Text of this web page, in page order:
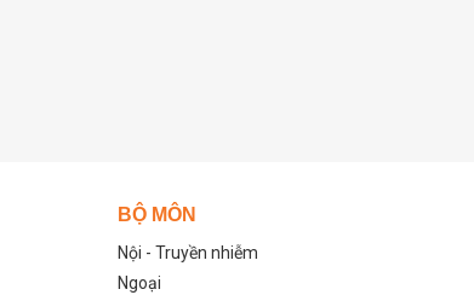
BỘ MÔN
Nội - Truyền nhiễm
Ngoại